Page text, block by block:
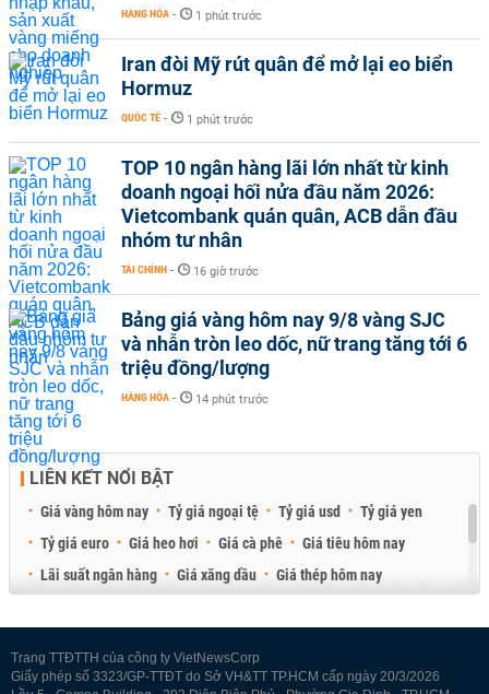
HÀNG HÓA - 1 phút trước
Iran đòi Mỹ rút quân để mở lại eo biển
Hormuz
QUỐC TẾ - 1 phút trước
TOP 10 ngân hàng lãi lớn nhất từ kinh
doanh ngoại hối nửa đầu năm 2026:
Vietcombank quán quân, ACB dẫn đầu
nhóm tư nhân
TÀI CHÍNH - 16 giờ trước
Bảng giá vàng hôm nay 9/8 vàng SJC
và nhẫn tròn leo dốc, nữ trang tăng tới 6
triệu đồng/lượng
HÀNG HÓA - 14 phút trước
LIÊN KẾT NỔI BẬT
Giá vàng hôm nay Tỷ giá ngoại tệ Tỷ giá usd
Tỷ giá yen
Tỷ giá euro
Giá heo hơi Giá cà phê
Giá tiêu hôm nay
Lãi suất ngân hàng
Giá xăng dầu
Giá thép hôm nay
Trang TTĐTTH của công ty VietNewsCorp
Giấy phép số 3323/GP-TTĐT do Sở VH&TT TP.HCM cấp ngày 20/3/2026